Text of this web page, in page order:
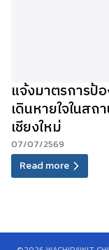
แจ้งมาตรการป้
เดินหายใจในสถ
เชียงใหม่
07/07/2569
Read more